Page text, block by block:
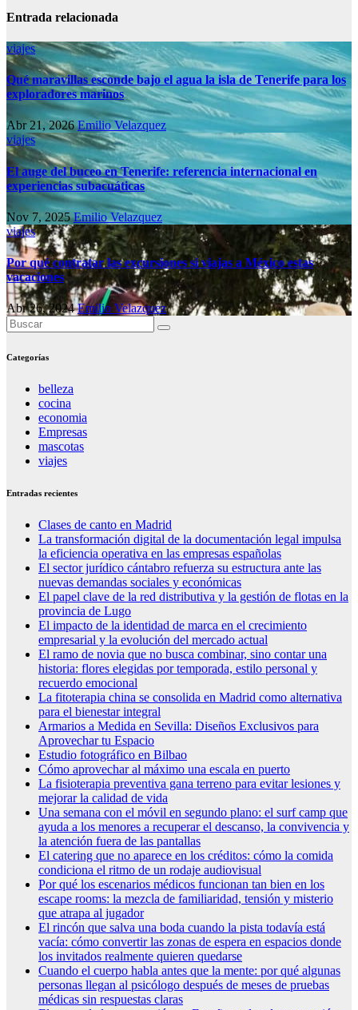
Entrada relacionada
viajes
Qué maravillas esconde bajo el agua la isla de Tenerife para los
exploradores marinos
Abr 21, 2026Emilio Velazquez
viajes
El auge del buceo en Tenerife: referencia internacional en
experiencias subacuáticas
Nov 7, 2025Emilio Velazquez
viajes
Por qué contratar las excursiones si viajas a México estas
vacaciones
Abr 26, 2024Emilio Velazquez
Categorías
belleza
cocina
economia
Empresas
mascotas
viajes
Entradas recientes
Clases de canto en Madrid
La transformación digital de la documentación legal impulsa
la eficiencia operativa en las empresas españolas
El sector jurídico cántabro refuerza su estructura ante las
nuevas demandas sociales y económicas
El papel clave de la red distributiva y la gestión de flotas en la
provincia de Lugo
El impacto de la identidad de marca en el crecimiento
empresarial y la evolución del mercado actual
El ramo de novia que no busca combinar, sino contar una
historia: flores elegidas por temporada, estilo personal y
recuerdo emocional
La fitoterapia china se consolida en Madrid como alternativa
para el bienestar integral
Armarios a Medida en Sevilla: Diseños Exclusivos para
Aprovechar tu Espacio
Estudio fotográfico en Bilbao
Cómo aprovechar al máximo una escala en puerto
La fisioterapia preventiva gana terreno para evitar lesiones y
mejorar la calidad de vida
Una semana con el móvil en segundo plano: el surf camp que
ayuda a los menores a recuperar el descanso, la convivencia y
la atención fuera de las pantallas
El catering que no aparece en los créditos: cómo la comida
condiciona el ritmo de un rodaje audiovisual
Por qué los escenarios médicos funcionan tan bien en los
escape rooms: la mezcla de familiaridad, tensión y misterio
que atrapa al jugador
El rincón que salva una boda cuando la pista todavía está
vacía: cómo convertir las zonas de espera en espacios donde
los invitados realmente quieren quedarse
Cuando el cuerpo habla antes que la mente: por qué algunas
personas llegan al psicólogo después de meses de pruebas
médicas sin respuestas claras